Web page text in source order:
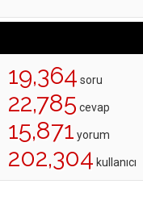
19,364 soru
22,785 cevap
15,871 yorum
202,304 kullanıcı